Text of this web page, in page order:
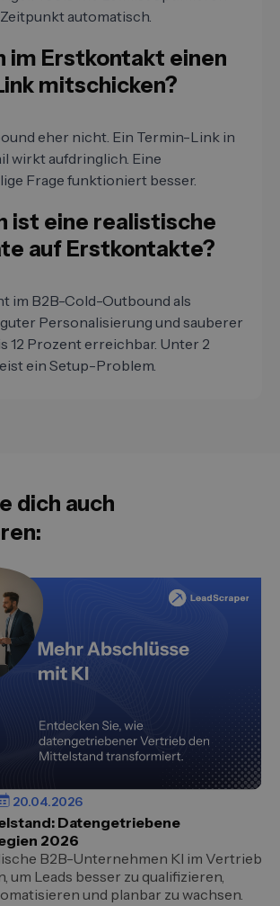
automatisch.
im Erstkontakt einen
mitschicken?
eher nicht. Ein Termin-Link in
wirkt aufdringlich. Eine
Frage funktioniert besser.
ist eine realistische
auf Erstkontakte?
im B2B-Cold-Outbound als
Personalisierung und sauberer
12 Prozent erreichbar. Unter 2
ein Setup-Problem.
dich auch
20.04.2026
Datengetriebene
2026
B2B-Unternehmen KI im Vertrieb
um Leads besser zu qualifizieren,
und planbar zu wachsen.